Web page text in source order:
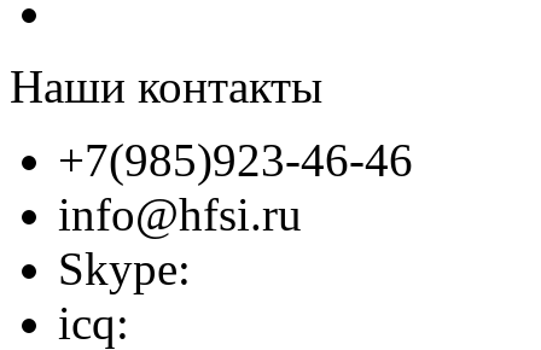
Наши контакты
+7(985)923-46-46
info@hfsi.ru
Skype:
icq: